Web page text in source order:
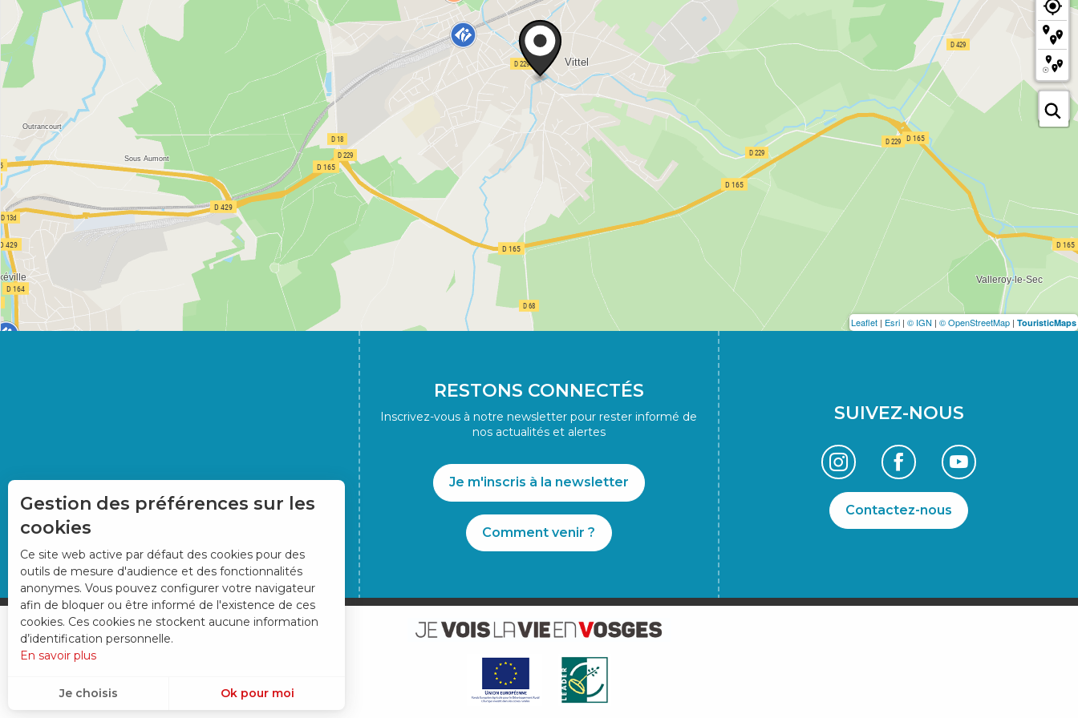
Leaflet | Esri | © IGN | © OpenStreetMap | TouristicMaps
RESTONS CONNECTÉS
Inscrivez-vous à notre newsletter pour rester informé de
nos actualités et alertes
Je m'inscris à la newsletter
Comment venir ?
SUIVEZ-NOUS
Contactez-nous
Gestion des préférences sur les
cookies
Ce site web active par défaut des cookies pour des
outils de mesure d'audience et des fonctionnalités
anonymes. Vous pouvez configurer votre navigateur
afin de bloquer ou être informé de l'existence de ces
cookies. Ces cookies ne stockent aucune information
d’identification personnelle.
En savoir plus
Je choisis Ok pour moi